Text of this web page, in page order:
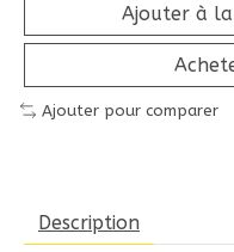
Ajouter à
Ajouter pour comparer
Description